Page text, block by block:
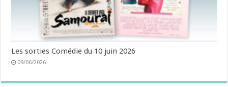
Les sorties Comédie du 10 juin 2026
09/06/2026